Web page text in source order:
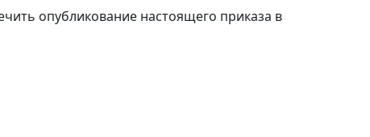
опубликование настоящего приказа в